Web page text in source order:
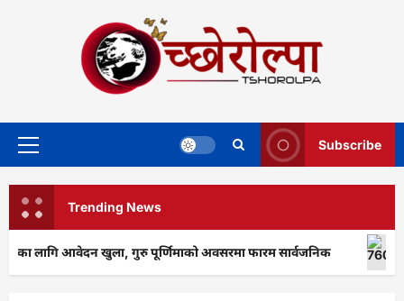
Primary
Subscribe
Trending News
का लागि आवेदन खुला, गुरु पूर्णिमाको अवसरमा फारम सार्वजनिक